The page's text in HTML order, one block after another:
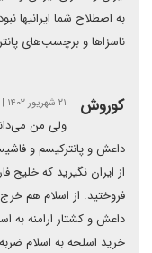
به اصطلاح شما ایرانیها
ناسزاها و برچسب‌های
کوروش ۲۱ شهریور ۱۴۰۲ | ۱۵:۲۷
ولی من
داعش و پانترکیسم و
از ایران نگیرید که
فروختید. از اسلام هم
داعش و کشتار ارامنه به
خرید اسلحه به اسلام